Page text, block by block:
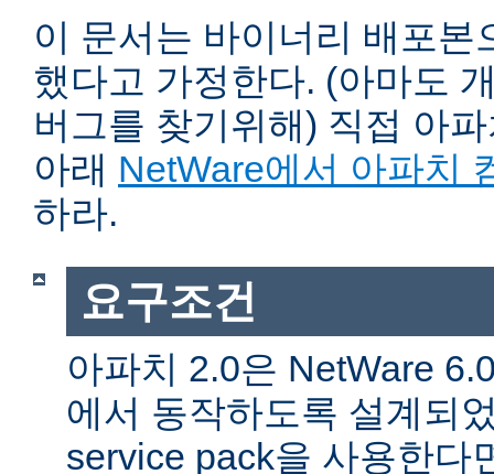
이 문서는 바이너리 배포본
했다고 가정한다. (아마도
버그를 찾기위해) 직접 아
아래 NetWare에서 아파치
하라.
요구조건
아파치 2.0은 NetWare
에서 동작하도록 설계되
service pack을 사용한다